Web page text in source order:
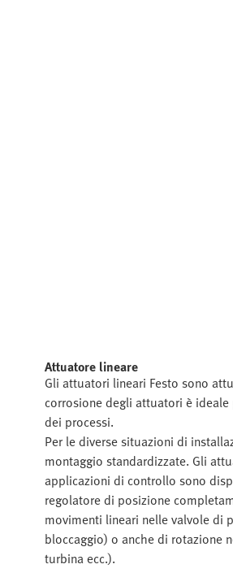
Attuatore lineare
Gli attuatori lineari Festo sono
corrosione degli attuatori è
dei processi.
Per le diverse situazioni di
montaggio standardizzate. Gli
applicazioni di controllo sono
regolatore di posizione
movimenti lineari nelle valvole di
bloccaggio) o anche di rotazione
turbina ecc.).